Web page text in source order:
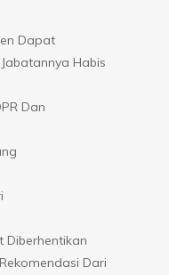
Dapat
Habis
Dan
Diberhentikan
Dari